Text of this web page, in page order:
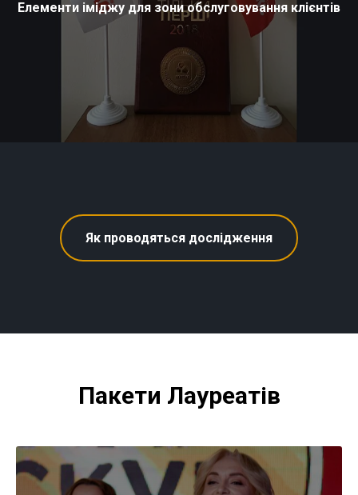
Елементи іміджу для зони обслуговування клієнтів
Як проводяться дослідження
Пакети Лауреатів